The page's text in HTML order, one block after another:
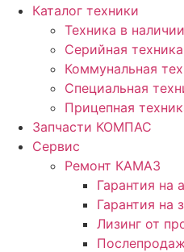
Каталог техники
Техника в наличии
Серийная техника
Коммунальная
Специальная
Прицепная
Запчасти КОМПАС
Сервис
Ремонт КАМАЗ
Гарантия на
Гарантия на
Лизинг от